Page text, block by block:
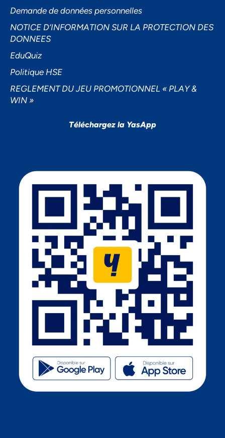
Demande de données personnelles
NOTICE D’INFORMATION SUR LA PROTECTION DES
DONNEES
EduQuiz
Politique HSE
REGLEMENT DU JEU PROMOTIONNEL « PLAY &
WIN »
Téléchargez la YasApp